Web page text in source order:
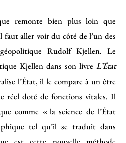
remonte bien plus loin que
faut aller voir du côté de l’un des
Rudolf Kjellen. Le
Kjellen dans son livre L’État
l’État, il le compare à un être
réel doté de fonctions vitales. Il
comme « la science de l’État
tel qu’il se traduit dans